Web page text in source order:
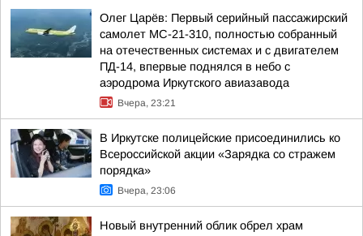
Олег Царёв: Первый серийный пассажирский
самолет МС-21-310, полностью собранный
на отечественных системах и с двигателем
ПД-14, впервые поднялся в небо с
аэродрома Иркутского авиазавода
Вчера, 23:21
В Иркутске полицейские присоединились ко
Всероссийской акции «Зарядка со стражем
порядка»
Вчера, 23:06
Новый внутренний облик обрел храм